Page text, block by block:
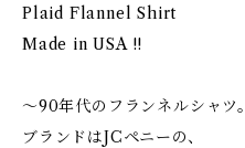
Plaid Flannel Shirt
Made in USA !!
〜90年代のフランネルシャツ。
ブランドはJCペニーの、